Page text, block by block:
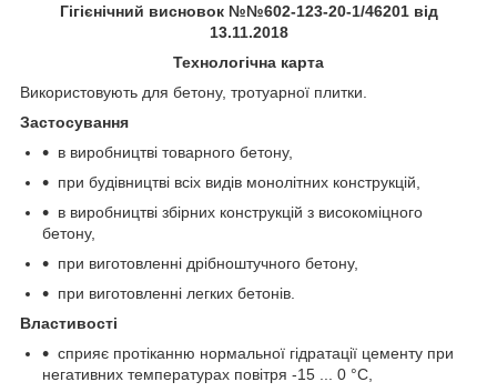
Гігієнічний висновок №№602-123-20-1/46201 від
13.11.2018
Технологічна карта
Використовують для бетону, тротуарної плитки.
Застосування
в виробництві товарного бетону,
при будівництві всіх видів монолітних конструкцій,
в виробництві збірних конструкцій з високоміцного
бетону,
при виготовленні дрібноштучного бетону,
при виготовленні легких бетонів.
Властивості
сприяє протіканню нормальної гідратації цементу при
негативних температурах повітря -15 ... 0 °С,